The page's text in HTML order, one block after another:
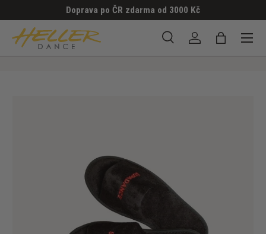
PŘESKOČIT NA OBSAH
Doprava po ČR zdarma od 3000 Kč
HledatPřihlásit se
Taška
Menu